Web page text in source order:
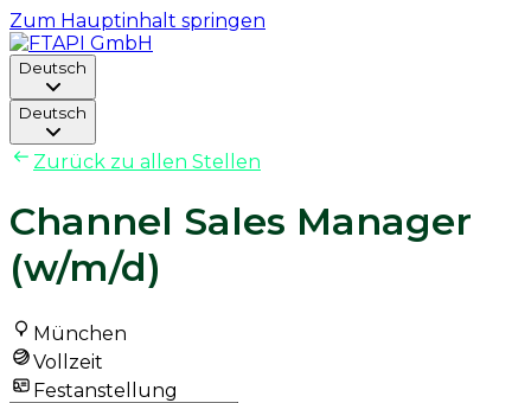
Zum Hauptinhalt springen
Deutsch
Deutsch
Zurück zu allen Stellen
Channel Sales Manager
(w/m/d)
München
Vollzeit
Festanstellung